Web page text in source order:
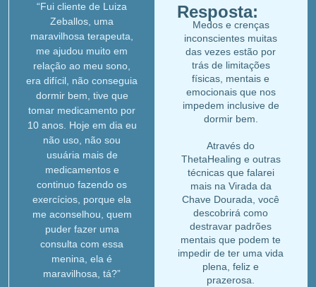
“Fui cliente de Luiza
Zeballos, uma
maravilhosa terapeuta,
me ajudou muito em
relação ao meu sono,
era difícil, não conseguia
dormir bem, tive que
tomar medicamento por
10 anos. Hoje em dia eu
não uso, não sou
usuária mais de
medicamentos e
continuo fazendo os
exercícios, porque ela
me aconselhou, quem
puder fazer uma
consulta com essa
menina, ela é
maravilhosa, tá?”
Resposta:
Medos e crenças
inconscientes muitas
das vezes estão por
trás de limitações
físicas, mentais e
emocionais que nos
impedem inclusive de
dormir bem.
Através do
ThetaHealing e outras
técnicas que falarei
mais na Virada da
Chave Dourada, você
descobrirá como
destravar padrões
mentais que podem te
impedir de ter uma vida
plena, feliz e
prazerosa.